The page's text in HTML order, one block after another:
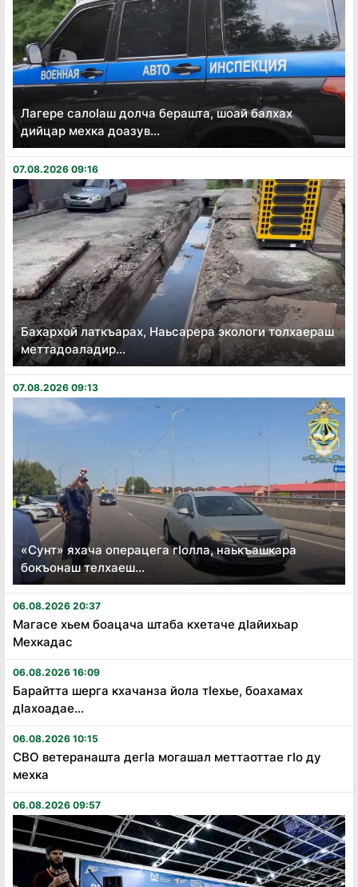
Лагере салоӏаш долча берашта, шоай балхах
дийцар мехка доазув...
07.08.2026 09:16
Бахархой латкъарах, Наьсарера экологи толхаераш
меттадоаладир...
07.08.2026 09:13
«Сунт» яхача операцега гӏолла, наькъашкара
бокъонаш телхаеш...
06.08.2026 20:37
Магасе хьем боацача штаба кхетаче дӏайихьар
Мехкадас
06.08.2026 16:09
Барайтта шерга кхачанза йола тӏехье, боахамах
дӏахоадае...
06.08.2026 10:15
СВО ветеранашта дегӏа могашал меттаоттае гӏо ду
мехка
06.08.2026 09:57